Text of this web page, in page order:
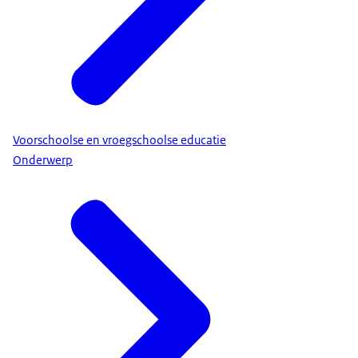
Voorschoolse en vroegschoolse educatie
Onderwerp